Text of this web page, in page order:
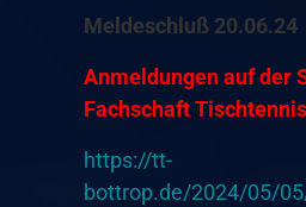
Meldeschluß 20.06.24
Anmeldungen auf der
Fachschaft
https://tt-
bottrop.de/2024/05/